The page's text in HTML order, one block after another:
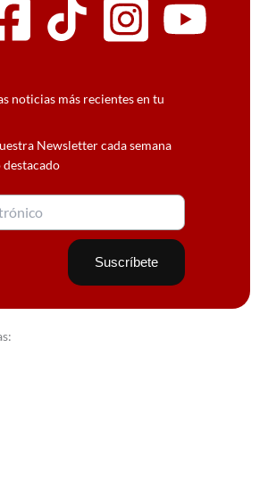
noticias más recientes en tu
Newsletter cada semana